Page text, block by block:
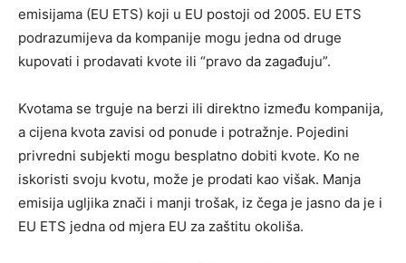
emisijama (EU ETS) koji u EU postoji od 2005. EU ETS
podrazumijeva da kompanije mogu jedna od druge
kupovati i prodavati kvote ili “pravo da zagađuju”.
Kvotama se trguje na berzi ili direktno između kompanija,
a cijena kvota zavisi od ponude i potražnje. Pojedini
privredni subjekti mogu besplatno dobiti kvote. Ko ne
iskoristi svoju kvotu, može je prodati kao višak. Manja
emisija ugljika znači i manji trošak, iz čega je jasno da je i
EU ETS jedna od mjera EU za zaštitu okoliša.